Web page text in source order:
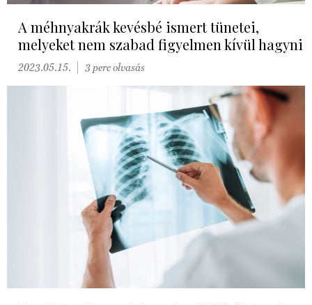
A méhnyakrák kevésbé ismert tünetei,
melyeket nem szabad figyelmen kívül hagyni
2023.05.15. 3 perc olvasás